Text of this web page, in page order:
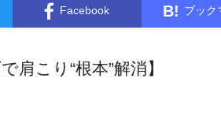
Facebook B! ブック
肩こり“根本”解消】